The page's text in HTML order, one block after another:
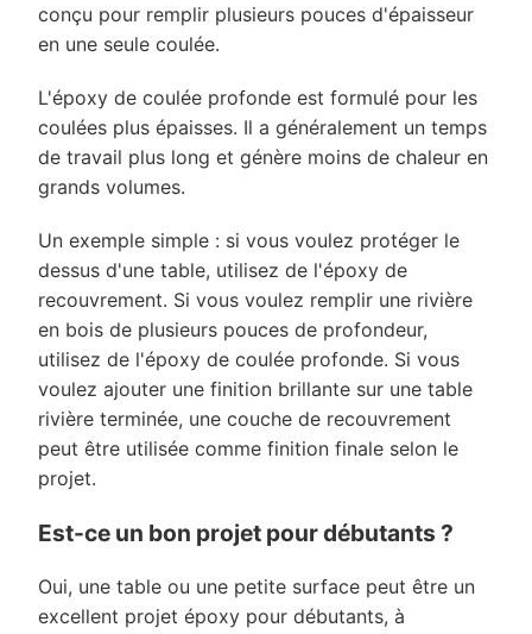
conçu pour remplir plusieurs pouces d'épaisseur
en une seule coulée.
L'époxy de coulée profonde est formulé pour les
coulées plus épaisses. Il a généralement un temps
de travail plus long et génère moins de chaleur en
grands volumes.
Un exemple simple : si vous voulez protéger le
dessus d'une table, utilisez de l'époxy de
recouvrement. Si vous voulez remplir une rivière
en bois de plusieurs pouces de profondeur,
utilisez de l'époxy de coulée profonde. Si vous
voulez ajouter une finition brillante sur une table
rivière terminée, une couche de recouvrement
peut être utilisée comme finition finale selon le
projet.
Est-ce un bon projet pour débutants ?
Oui, une table ou une petite surface peut être un
excellent projet époxy pour débutants, à